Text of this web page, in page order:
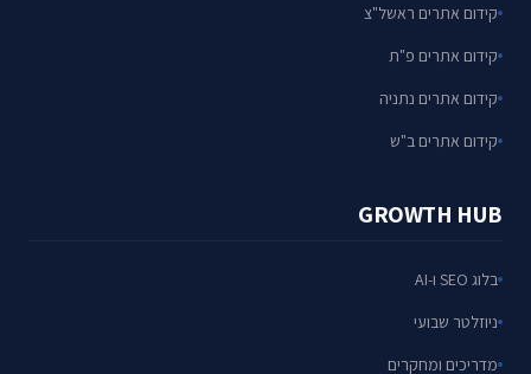
קידום אתרים ראשל"צ
קידום אתרים פ"ת
קידום אתרים נתניה
קידום אתרים ב"ש
GROWTH HUB
בלוג SEO ו-AI
ניוזלטר שבועי
מדריכים ומחקרים